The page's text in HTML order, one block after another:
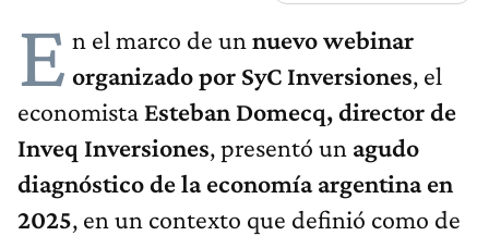
E n el marco de un nuevo webinar
organizado por SyC Inversiones, el
economista Esteban Domecq, director de
Inveq Inversiones, presentó un agudo
diagnóstico de la economía argentina en
2025, en un contexto que definió como de